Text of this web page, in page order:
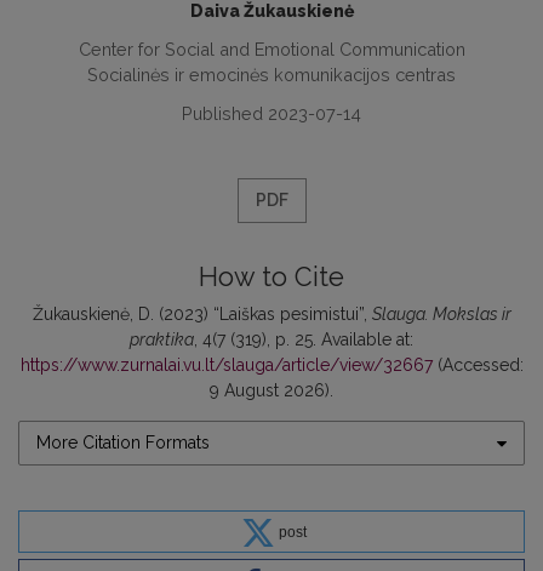
Daiva Žukauskienė
Center for Social and Emotional Communication
Socialinės ir emocinės komunikacijos centras
Published 2023-07-14
PDF
How to Cite
Žukauskienė, D. (2023) “Laiškas pesimistui”, Slauga. Mokslas ir
praktika, 4(7 (319), p. 25. Available at:
https://www.zurnalai.vu.lt/slauga/article/view/32667(Accessed:
9 August 2026).
More Citation Formats
post